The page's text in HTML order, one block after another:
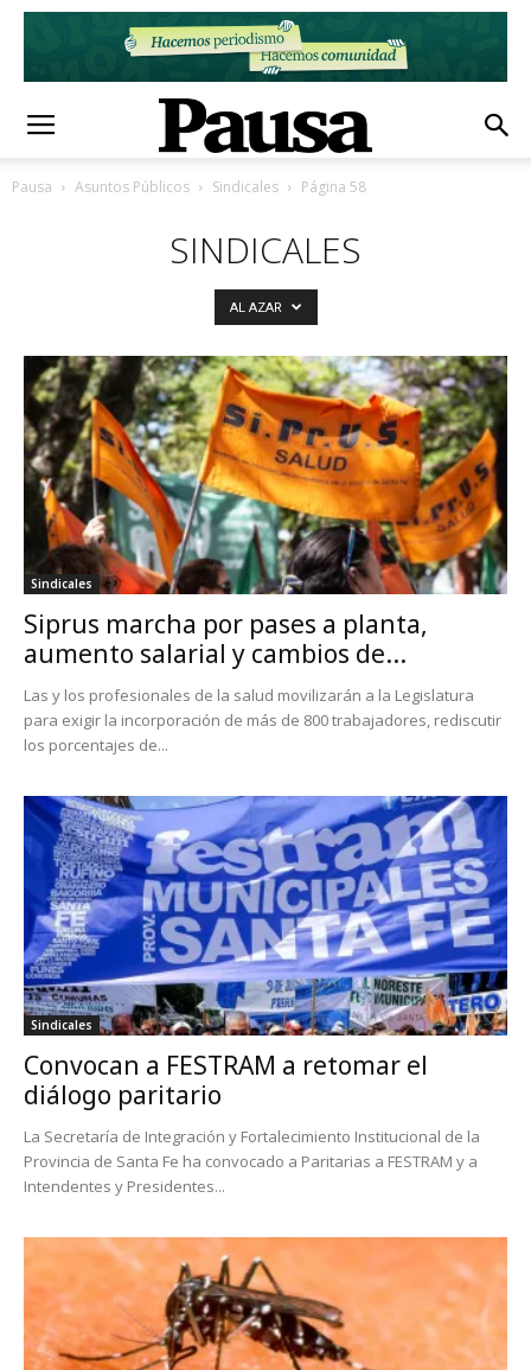
Pausa Asuntos Públicos Sindicales Página 58
SINDICALES
AL AZAR
Sindicales
Siprus marcha por pases a planta,
aumento salarial y cambios de...
Las y los profesionales de la salud movilizarán a la Legislatura
para exigir la incorporación de más de 800 trabajadores, rediscutir
los porcentajes de...
Sindicales
Convocan a FESTRAM a retomar el
diálogo paritario
La Secretaría de Integración y Fortalecimiento Institucional de la
Provincia de Santa Fe ha convocado a Paritarias a FESTRAM y a
Intendentes y Presidentes...